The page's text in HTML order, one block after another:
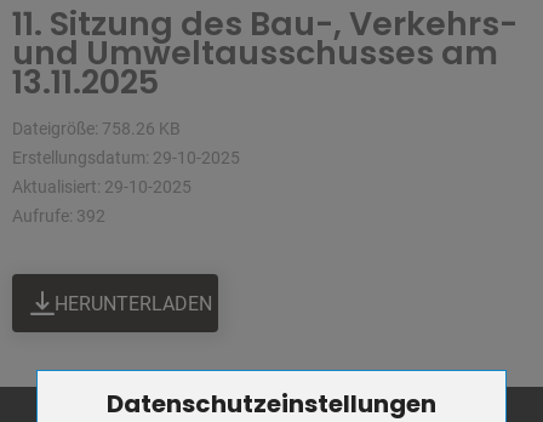
11. Sitzung des Bau-, Verkehrs-
und Umweltausschusses am
13.11.2025
Dateigröße: 758.26 KB
Erstellungsdatum: 29-10-2025
Aktualisiert: 29-10-2025
Aufrufe: 392
HERUNTERLADEN
Zum Betrieb der Seite notwendige Cookies / Drittanbieter:
Datenschutzeinstellungen